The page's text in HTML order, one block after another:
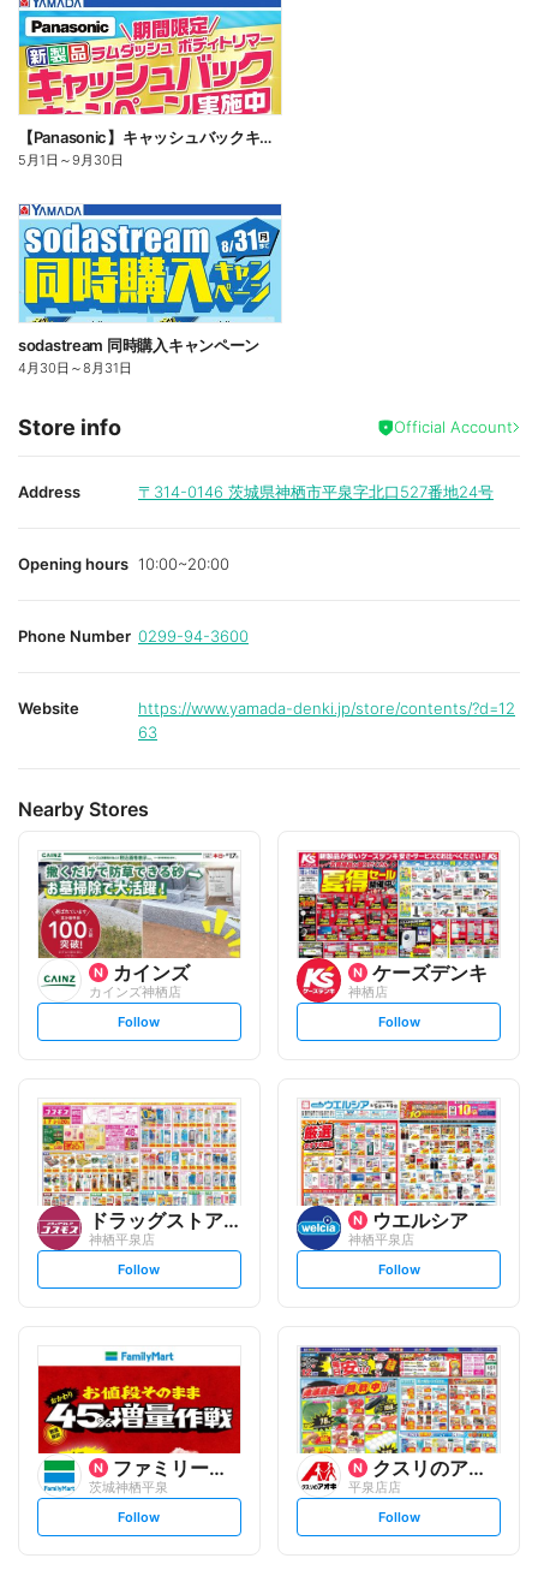
【Panasonic】キャッシュバックキャンペーン
5月1日 ～9月30日
sodastream 同時購入キャンペーン
4月30日 ～8月31日
Store info Official Account
Address 〒314-0146 茨城県神栖市平泉字北口527番地24号
Opening hours 10:00~20:00
Phone Number 0299-94-3600
Website
https://www.yamada-denki.jp/store/contents/?d=12
63
Nearby Stores
カインズ
カインズ神栖店
s
t
l
o
w
Follow
ケーズデンキ
神栖店
s
t
l
o
w
Follow
ドラッグストアコスモス
神栖平泉店
s
t
o
Follow
ウエルシア
神栖平泉店
s
t
l
o
w
Follow
ファミリーマート
茨城神栖平泉
s
t
Follow
クスリのアオキ
平泉店店
s
t
Follow